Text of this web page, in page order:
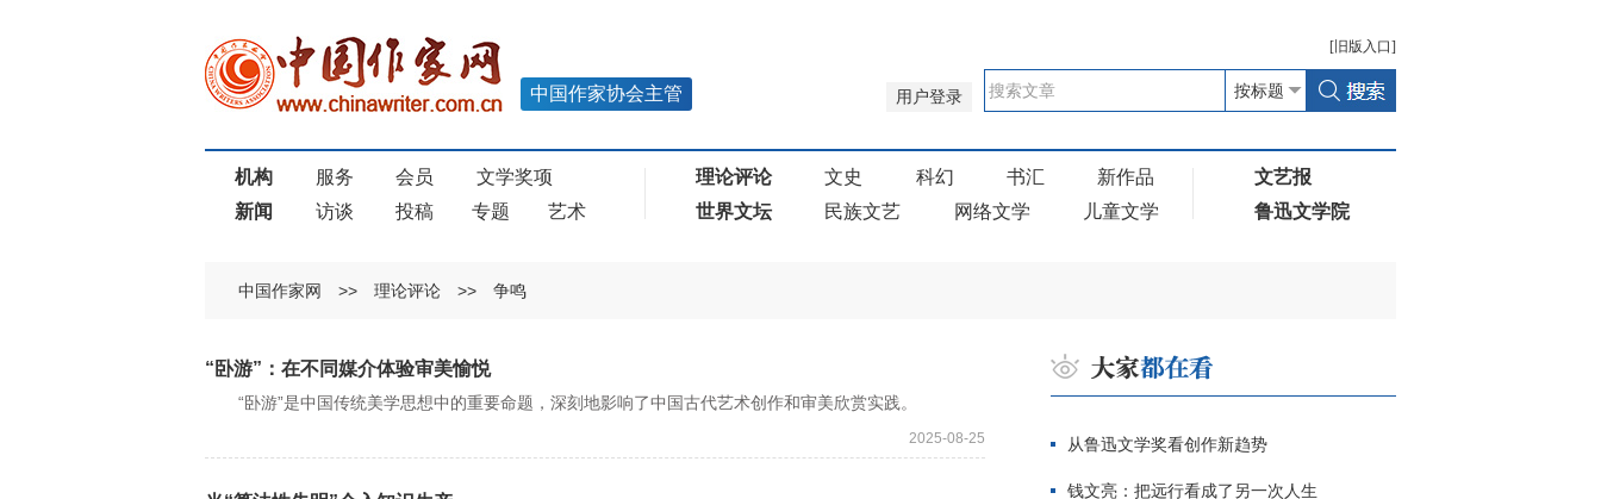
[ 旧版 入口]
用户登录
中国作家协会主管
机构 服务 会员
文学奖项
新闻
访谈 投稿 专题 艺术
理论评论 文史 科幻 书汇
新作品
世界文坛
民族文艺 网络文学 儿童文学
文艺报
鲁迅文学院
中国作家网 >> 理论评论 >> 争鸣
“卧游”：在不同媒介体验审美愉悦
“卧游”是中国传统美学思想中的重要命题，深刻地影响了中国古代艺术创作和审美欣赏实践。
2025-08-25 从鲁迅文学奖看创作新趋势
钱文亮：把远行看成了另一次人生